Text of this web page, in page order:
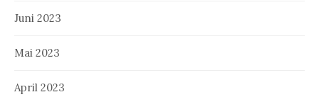
Juni 2023
Mai 2023
April 2023